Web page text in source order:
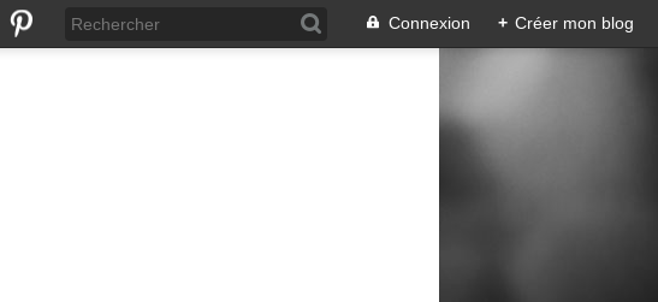
Connexion + Créer mon blog